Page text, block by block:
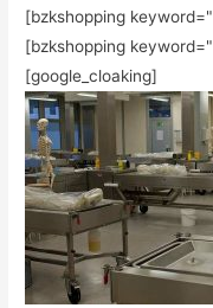
[bzkshopping keyword="
[bzkshopping keyword="
[google_cloaking]